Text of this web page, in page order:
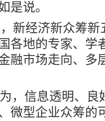
是说。
新经济新众筹
各地的专家、学
融市场走向、多
，信息透明、
微型企业众筹的